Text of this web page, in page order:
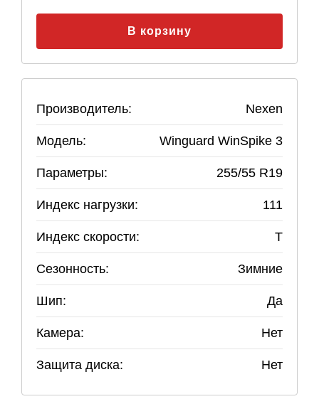
В корзину
Производитель: Nexen
Модель: Winguard WinSpike 3
Параметры: 255/55 R19
Индекс нагрузки: 111
Индекс скорости: T
Сезонность: Зимние
Шип: Да
Камера: Нет
Защита диска: Нет